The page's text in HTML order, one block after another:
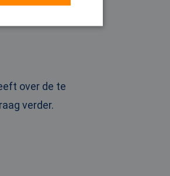
over de te
verder.